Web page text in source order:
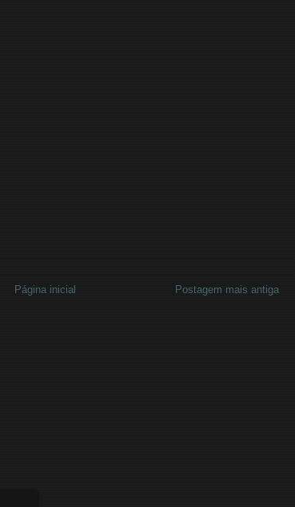
Postagem mais antiga
Página inicial